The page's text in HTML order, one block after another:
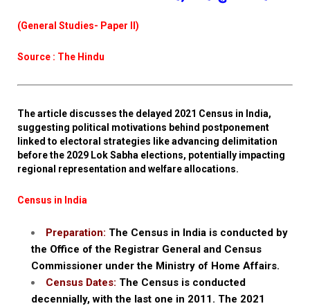
(General Studies- Paper II)
Source : The Hindu
The article discusses the delayed 2021 Census in India,
suggesting political motivations behind postponement
linked to electoral strategies like advancing delimitation
before the 2029 Lok Sabha elections, potentially impacting
regional representation and welfare allocations.
Census in India
Preparation: The Census in India is conducted by
the Office of the Registrar General and Census
Commissioner under the Ministry of Home Affairs.
Census Dates: The Census is conducted
decennially, with the last one in 2011. The 2021